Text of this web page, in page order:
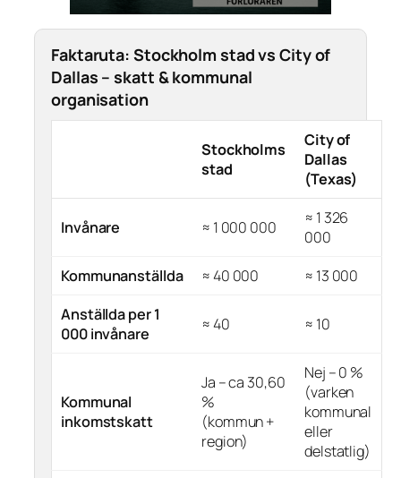
Faktaruta: Stockholm stad vs City of
Dallas – skatt & kommunal
organisation
Stockholms
stad
City of
Dallas
(Texas)
Invånare ≈ 1 000 000
≈ 1 326
000
Kommunanställda
≈ 40 000
≈ 13 000
Anställda per 1
000 invånare
≈ 40 ≈ 10
Kommunal
inkomstskatt
Ja – ca 30,60
%
(kommun +
region)
Nej – 0 %
(varken
kommunal
eller
delstatlig)